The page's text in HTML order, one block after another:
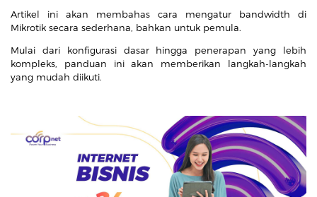
Artikel ini akan membahas cara mengatur bandwidth di
Mikrotik secara sederhana, bahkan untuk pemula.
Mulai dari konfigurasi dasar hingga penerapan yang lebih
kompleks, panduan ini akan memberikan langkah-langkah
yang mudah diikuti.